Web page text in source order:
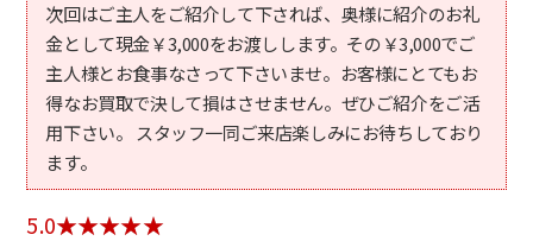
次回はご主人をご紹介して下されば、奥様に紹介のお礼
金として現金￥3,000をお渡しします。その￥3,000でご
主人様とお食事なさって下さいませ。お客様にとてもお
得なお買取で決して損はさせません。ぜひご紹介をご活
用下さい。 スタッフ一同ご来店楽しみにお待ちしており
ます。
5.0